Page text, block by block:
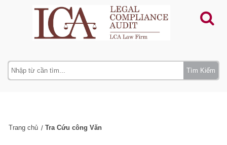
Tìm Kiếm
Trang chủ Tra Cứu công Văn